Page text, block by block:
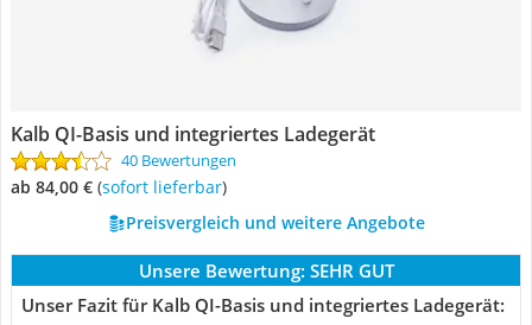
Kalb QI-Basis und integriertes Ladegerät
40 Bewertungen
ab 84,00 € ( Sofort lieferbar)
Preisvergleich und weitere Angebote
Unsere Bewertung: SEHR GUT
Unser Fazit für Kalb QI-Basis und integriertes Ladegerät: